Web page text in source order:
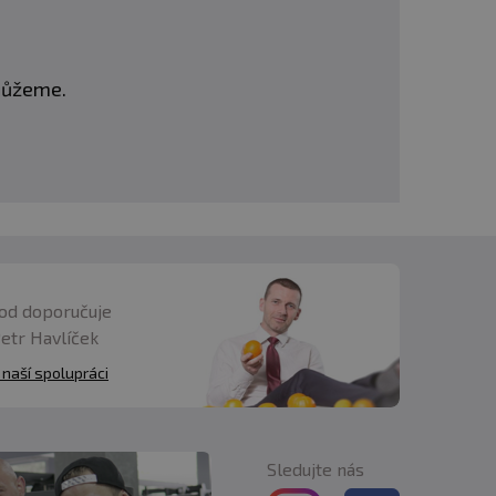
doporučuje
Havlíček
naší spolupráci
Sledujte nás